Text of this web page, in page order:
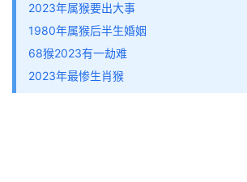
2023年属猴要出大事
1980年属猴后半生婚姻
68猴2023有一劫难
2023年最惨生肖猴